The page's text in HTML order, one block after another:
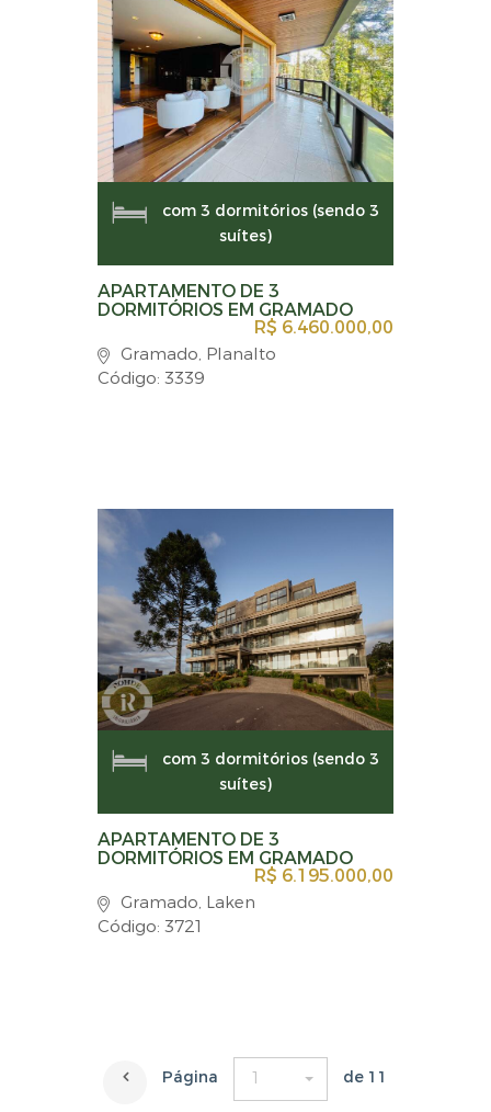
com 3 dormitórios (sendo 3
suítes)
APARTAMENTO DE 3
DORMITÓRIOS EM GRAMADO
R$ 6.460.000,00
Gramado, Planalto
Código: 3339
com 3 dormitórios (sendo 3
suítes)
APARTAMENTO DE 3
DORMITÓRIOS EM GRAMADO
R$ 6.195.000,00
Gramado, Laken
Código: 3721
Página 1 de 11